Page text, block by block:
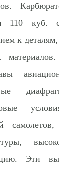
110 куб.
к
Эти